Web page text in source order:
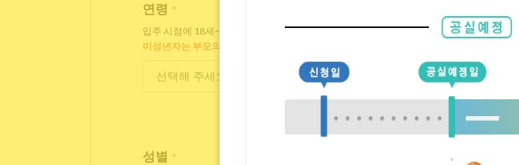
연령 *
입주 시점에 18세~35세인 분만 입주 가능합니다.
미성년자는 부모의 동의가 필요합니다.
성별 *